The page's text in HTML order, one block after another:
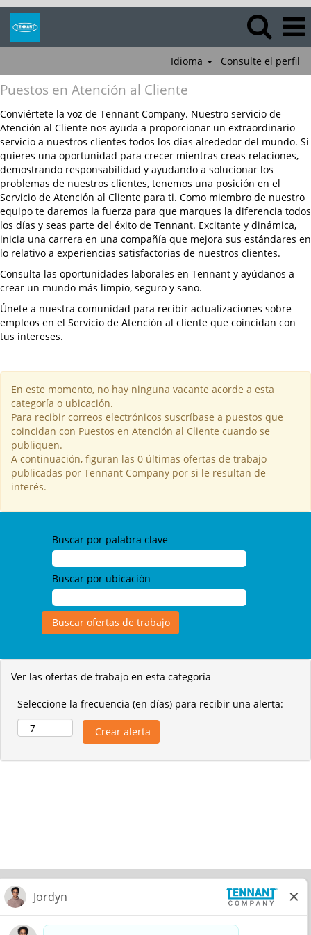
Idioma Consulte el perfil
Puestos
en
Atención
al
Cliente
Puestos en Atención al Cliente
Conviértete la voz de Tennant Company. Nuestro servicio de
Atención al Cliente nos ayuda a proporcionar un extraordinario
servicio a nuestros clientes todos los días alrededor del mundo. Si
quieres una oportunidad para crecer mientras creas relaciones,
demostrando responsabilidad y ayudando a solucionar los
problemas de nuestros clientes, tenemos una posición en el
Servicio de Atención al Cliente para ti. Como miembro de nuestro
equipo te daremos la fuerza para que marques la diferencia todos
los días y seas parte del éxito de Tennant. Excitante y dinámica,
inicia una carrera en una compañía que mejora sus estándares en
lo relativo a experiencias satisfactorias de nuestros clientes.
Consulta las oportunidades laborales en Tennant y ayúdanos a
crear un mundo más limpio, seguro y sano.
Únete a nuestra comunidad para recibir actualizaciones sobre
empleos en el Servicio de Atención al cliente que coincidan con
tus intereses.
En este momento, no hay ninguna vacante acorde a esta
categoría o ubicación.
Para recibir correos electrónicos suscríbase a puestos que
coincidan con Puestos en Atención al Cliente cuando se
publiquen.
A continuación, figuran las 0 últimas ofertas de trabajo
publicadas por Tennant Company por si le resultan de
interés.
Buscar por palabra clave
Buscar por ubicación
Ver las ofertas de trabajo en esta categoría
Seleccione la frecuencia (en días) para recibir una alerta:
© 2026 Tennant Company. All Rights Reserved.